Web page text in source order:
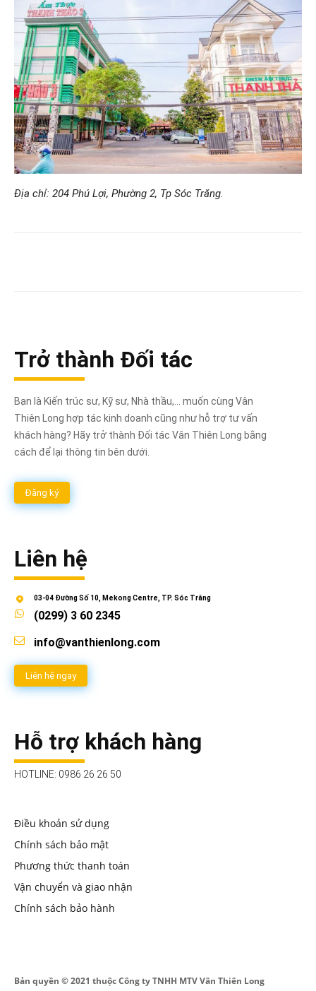
Địa chỉ: 204 Phú Lợi, Phường 2, Tp Sóc Trăng.
Trở thành Đối tác
Bạn là Kiến trúc sư, Kỹ sư, Nhà thầu,... muốn cùng Vân
Thiên Long hợp tác kinh doanh cũng như hỗ trợ tư vấn
khách hàng? Hãy trở thành Đối tác Vân Thiên Long bằng
cách để lại thông tin bên dưới.
Đăng ký
Liên hệ
03-04 Đường Số 10, Mekong Centre, TP. Sóc Trăng
(0299) 3 60 2345
info@vanthienlong.com
Liên hệ ngay
Hỗ trợ khách hàng
HOTLINE: 0986 26 26 50
Điều khoản sử dụng
Chính sách bảo mật
Phương thức thanh toán
Vận chuyển và giao nhận
Chính sách bảo hành
Bản quyền © 2021 thuộc Công ty TNHH MTV Vân Thiên Long